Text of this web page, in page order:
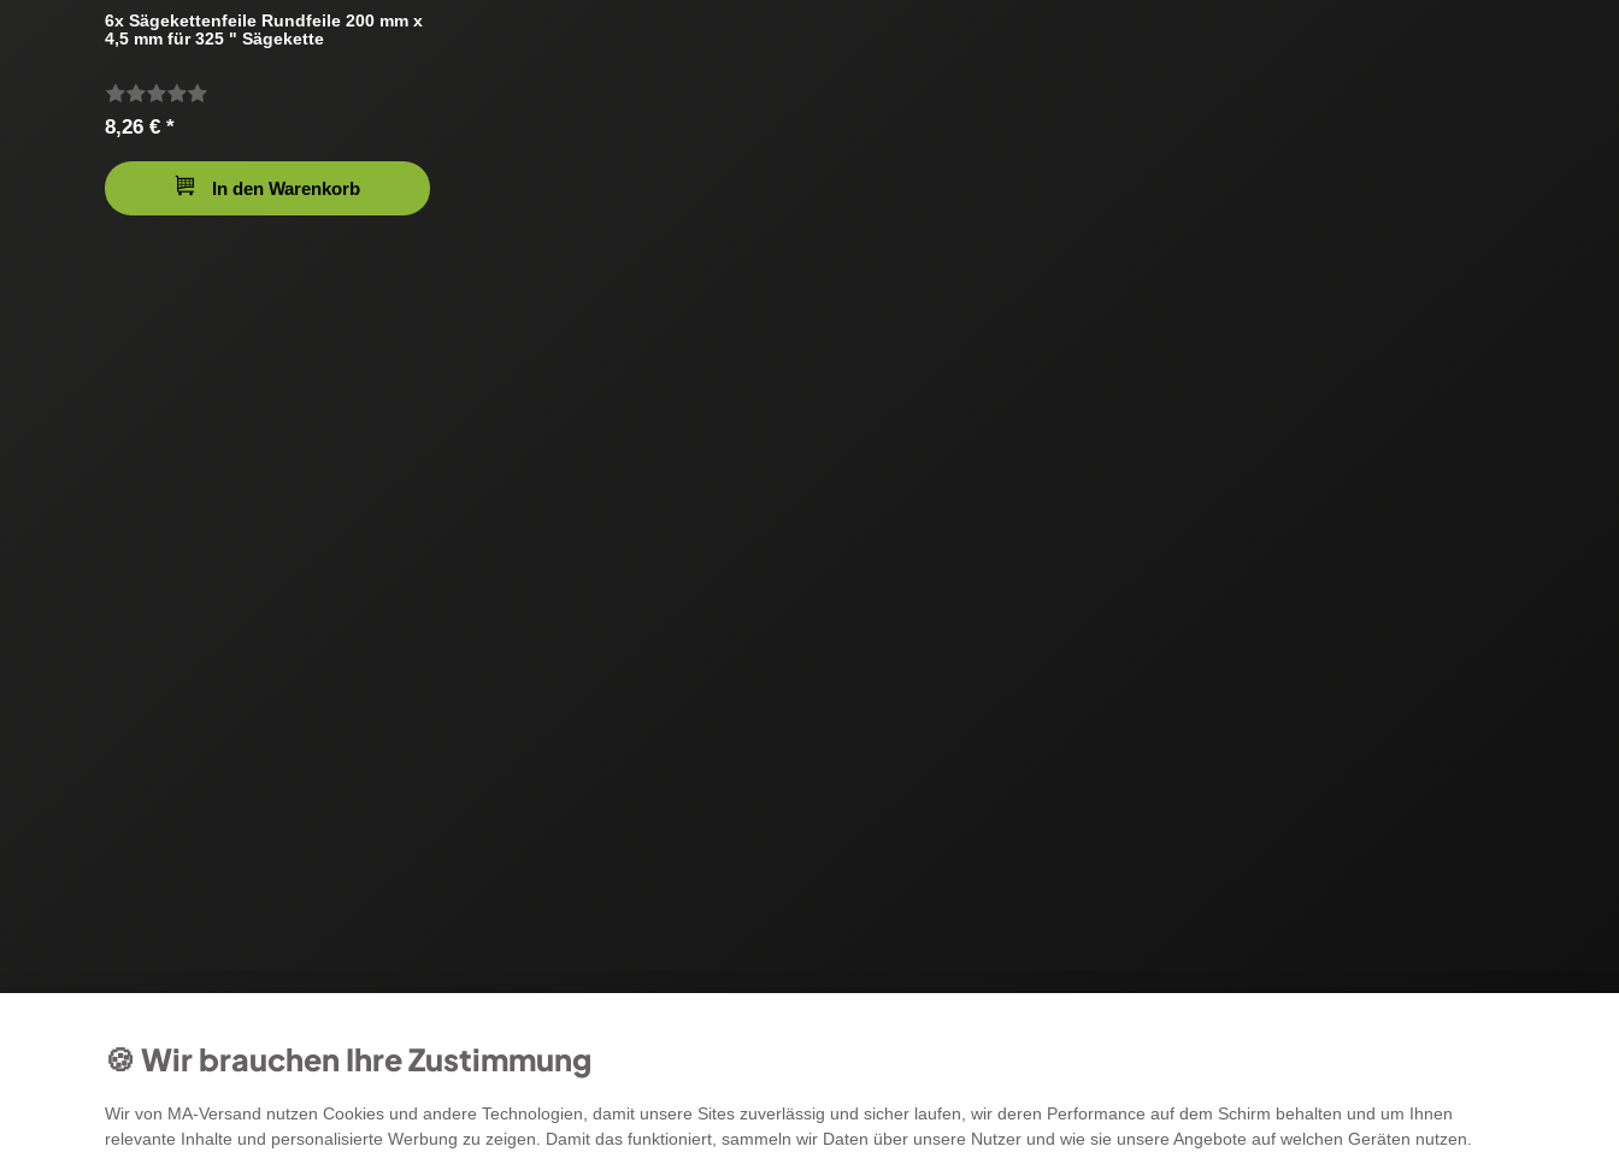
6x Sägekettenfeile Rundfeile 200 mm x
4,5 mm für 325 " Sägekette
8,26 € *
In den Warenkorb
🍪 Wir brauchen Ihre Zustimmung
Wir von MA-Versand nutzen Cookies und andere Technologien, damit unsere Sites zuverlässig und sicher laufen, wir deren Performance auf dem Schirm behalten und um Ihnen
relevante Inhalte und personalisierte Werbung zu zeigen. Damit das funktioniert, sammeln wir Daten über unsere Nutzer und wie sie unsere Angebote auf welchen Geräten nutzen.
RECHTLICHES SERVICE